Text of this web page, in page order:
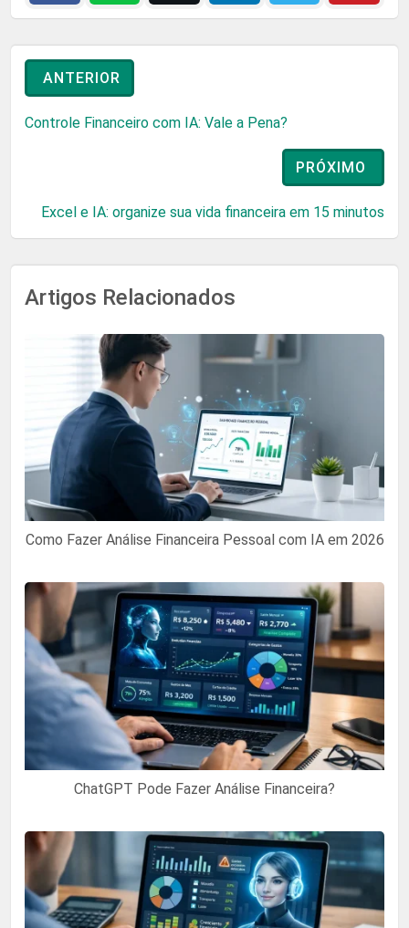
ANTERIOR
Controle Financeiro com IA: Vale a Pena?
PRÓXIMO
Excel e IA: organize sua vida financeira em 15 minutos
Artigos Relacionados
Como Fazer Análise Financeira Pessoal com IA em 2026
ChatGPT Pode Fazer Análise Financeira?